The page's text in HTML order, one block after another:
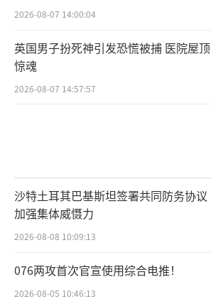
2026-08-07 14:00:04
英国男子扮死神引发恐慌被捕 医院屋顶
惊魂
2026-08-07 14:57:57
沙特土耳其巴基斯坦签署共同防务协议
加强集体威慑力
2026-08-08 10:09:13
076两攻首次官宣使用综合电推！
2026-08-05 10:46:13